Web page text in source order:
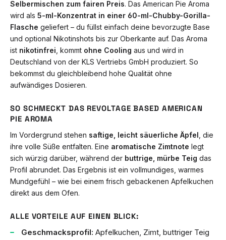
Selbermischen zum fairen Preis. Das American Pie Aroma
wird als 5-ml-Konzentrat in einer 60-ml-Chubby-Gorilla-
Flasche geliefert – du füllst einfach deine bevorzugte Base
und optional Nikotinshots bis zur Oberkante auf. Das Aroma
ist nikotinfrei , kommt ohne Cooling aus und wird in
Deutschland von der KLS Vertriebs GmbH produziert. So
bekommst du gleichbleibend hohe Qualität ohne
aufwändiges Dosieren.
SO SCHMECKT DAS REVOLTAGE BASED AMERICAN
PIE AROMA
Im Vordergrund stehen saftige, leicht säuerliche Äpfel , die
ihre volle Süße entfalten. Eine aromatische Zimtnote legt
sich würzig darüber, während der buttrige, mürbe Teig das
Profil abrundet. Das Ergebnis ist ein vollmundiges, warmes
Mundgefühl – wie bei einem frisch gebackenen Apfelkuchen
direkt aus dem Ofen.
ALLE VORTEILE AUF EINEN BLICK:
Geschmacksprofil: Apfelkuchen, Zimt, buttriger Teig